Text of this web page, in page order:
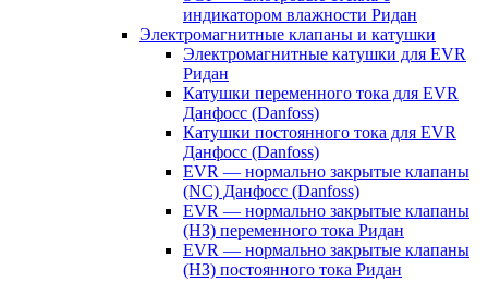
индикатором влажности Ридан
Электромагнитные клапаны и катушки
Электромагнитные катушки для EVR
Ридан
Катушки переменного тока для EVR
Данфосс (Danfoss)
Катушки постоянного тока для EVR
Данфосс (Danfoss)
EVR — нормально закрытые клапаны
(NC) Данфосс (Danfoss)
EVR — нормально закрытые клапаны
(НЗ) переменного тока Ридан
EVR — нормально закрытые клапаны
(НЗ) постоянного тока Ридан